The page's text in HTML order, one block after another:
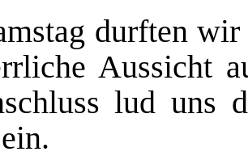
durften
Aussicht
lud uns